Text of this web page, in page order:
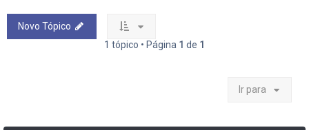
Novo Tópico
1 tópico • Página 1 de 1
Ir para